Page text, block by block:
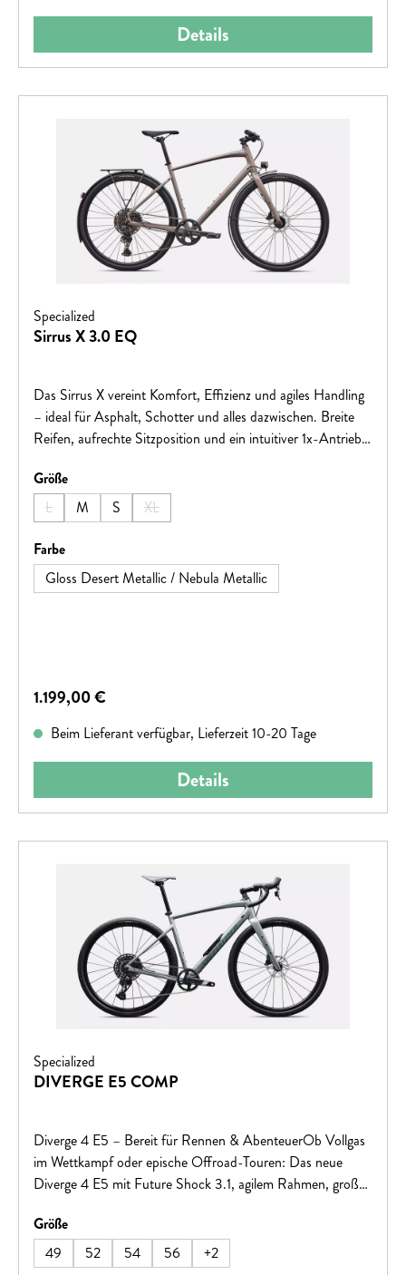
Details
Specialized
Sirrus X 3.0 EQ
Das Sirrus X vereint Komfort, Effizienz und agiles Handling
– ideal für Asphalt, Schotter und alles dazwischen. Breite
Reifen, aufrechte Sitzposition und ein intuitiver 1x-Antrieb
Engineered™-Rahmen erlebst du in jeder Größe optimales
Handling und Performance.
Größeauswählen
L
(Diese Option ist zurzeit nicht verfügbar.)
M S XL
(Diese Option ist zurzeit nicht verfügbar.)
Farbeauswählen
Gloss Desert Metallic / Nebula Metallic
Regulärer Preis:
1.199,00 €
Beim Lieferant verfügbar, Lieferzeit 10-20 Tage
Details
Specialized
DIVERGE E5 COMP
Diverge 4 E5 – Bereit für Rennen & AbenteuerOb Vollgas
im Wettkampf oder epische Offroad-Touren: Das neue
Diverge 4 E5 mit Future Shock 3.1, agilem Rahmen, großer
Gravelbereich setzt neue Maßstäbe.Fahre dem Horizont
entgegen – oder deinen Rivalen davon.
Größeauswählen
49
52 54 56 +2